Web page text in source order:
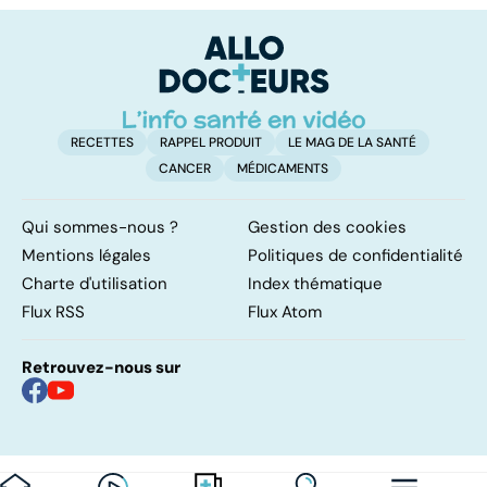
traitements
RECETTES RAPPEL PRODUIT
LE MAG DE LA SANTÉ
CANCER
MÉDICAMENTS
Qui sommes-nous ?
Gestion des cookies
Mentions légales
Politiques de confidentialité
Charte d'utilisation
Index thématique
Flux RSS
Flux Atom
Retrouvez-nous sur